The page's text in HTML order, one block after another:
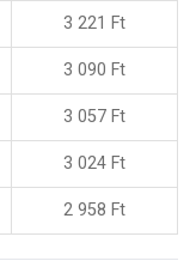
3 221 Ft
3 090 Ft
3 057 Ft
3 024 Ft
2 958 Ft